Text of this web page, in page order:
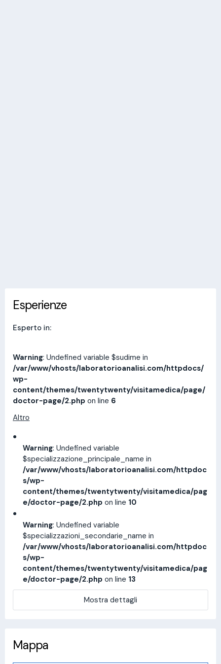
Esperienze
Esperto in:
Warning: Undefined variable $sudime in
/var/www/vhosts/laboratorioanalisi.com/httpdocs/
wp-
content/themes/twentytwenty/visitamedica/page/
doctor-page/2.php on line 6
Altro
Warning: Undefined variable
$specializzazione_principale_name in
/var/www/vhosts/laboratorioanalisi.com/httpdoc
s/wp-
content/themes/twentytwenty/visitamedica/pag
e/doctor-page/2.php on line 10
Warning: Undefined variable
$specializzazioni_secondarie_name in
/var/www/vhosts/laboratorioanalisi.com/httpdoc
s/wp-
content/themes/twentytwenty/visitamedica/pag
e/doctor-page/2.php on line 13
Mostra dettagli
Mappa